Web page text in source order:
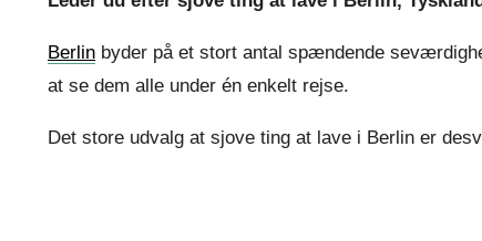
Berlin byder på et stort antal spændende
at se dem alle under én enkelt rejse.
Det store udvalg at sjove ting at lave i Berlin er